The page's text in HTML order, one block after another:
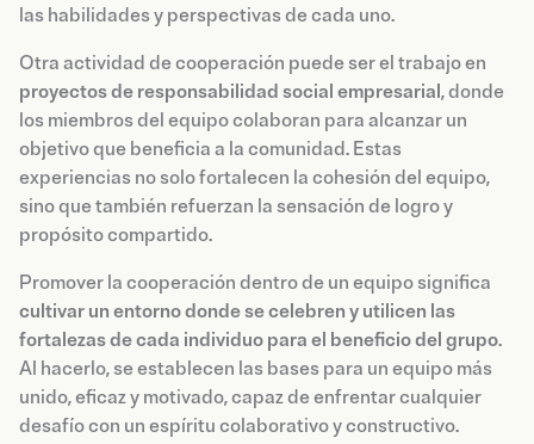
las habilidades y perspectivas de cada uno.
Otra actividad de cooperación puede ser el trabajo en
proyectos de responsabilidad social empresarial, donde
los miembros del equipo colaboran para alcanzar un
objetivo que beneficia a la comunidad. Estas
experiencias no solo fortalecen la cohesión del equipo,
sino que también refuerzan la sensación de logro y
propósito compartido.
Promover la cooperación dentro de un equipo significa
cultivar un entorno donde se celebren y utilicen las
fortalezas de cada individuo para el beneficio del grupo.
Al hacerlo, se establecen las bases para un equipo más
unido, eficaz y motivado, capaz de enfrentar cualquier
desafío con un espíritu colaborativo y constructivo.